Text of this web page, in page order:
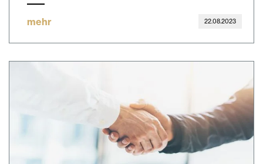
mehr 22.08.2023